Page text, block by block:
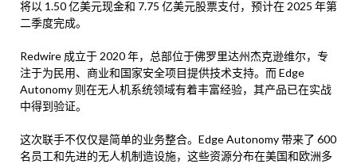
将以 1.50 亿美元现金和 7.75 亿美元股票支付，预计在 2025 年第
二季度完成。
Redwire 成立于 2020 年，总部位于佛罗里达州杰克逊维尔，专
注于为民用、商业和国家安全项目提供技术支持。而 Edge
Autonomy 则在无人机系统领域有着丰富经验，其产品已在实战
中得到验证。
这次联手不仅仅是简单的业务整合。Edge Autonomy 带来了 600
名员工和先进的无人机制造设施，这些资源分布在美国和欧洲多